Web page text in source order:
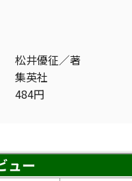
松井優征／著
集英社
484円
ュー